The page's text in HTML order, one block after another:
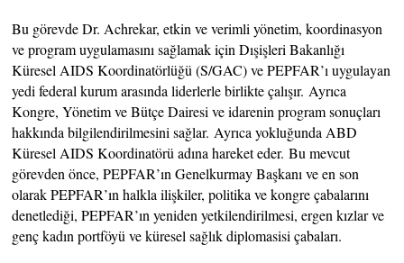
Bu görevde Dr. Achrekar, etkin ve verimli yönetim, koordinasyon
ve program uygulamasını sağlamak için Dışişleri Bakanlığı
Küresel AIDS Koordinatörlüğü (S/GAC) ve PEPFAR’ı uygulayan
yedi federal kurum arasında liderlerle birlikte çalışır. Ayrıca
Kongre, Yönetim ve Bütçe Dairesi ve idarenin program sonuçları
hakkında bilgilendirilmesini sağlar. Ayrıca yokluğunda ABD
Küresel AIDS Koordinatörü adına hareket eder. Bu mevcut
görevden önce, PEPFAR’ın Genelkurmay Başkanı ve en son
olarak PEPFAR’ın halkla ilişkiler, politika ve kongre çabalarını
denetlediği, PEPFAR’ın yeniden yetkilendirilmesi, ergen kızlar ve
genç kadın portföyü ve küresel sağlık diplomasisi çabaları.